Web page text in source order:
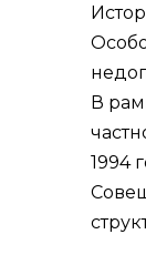
В
1994